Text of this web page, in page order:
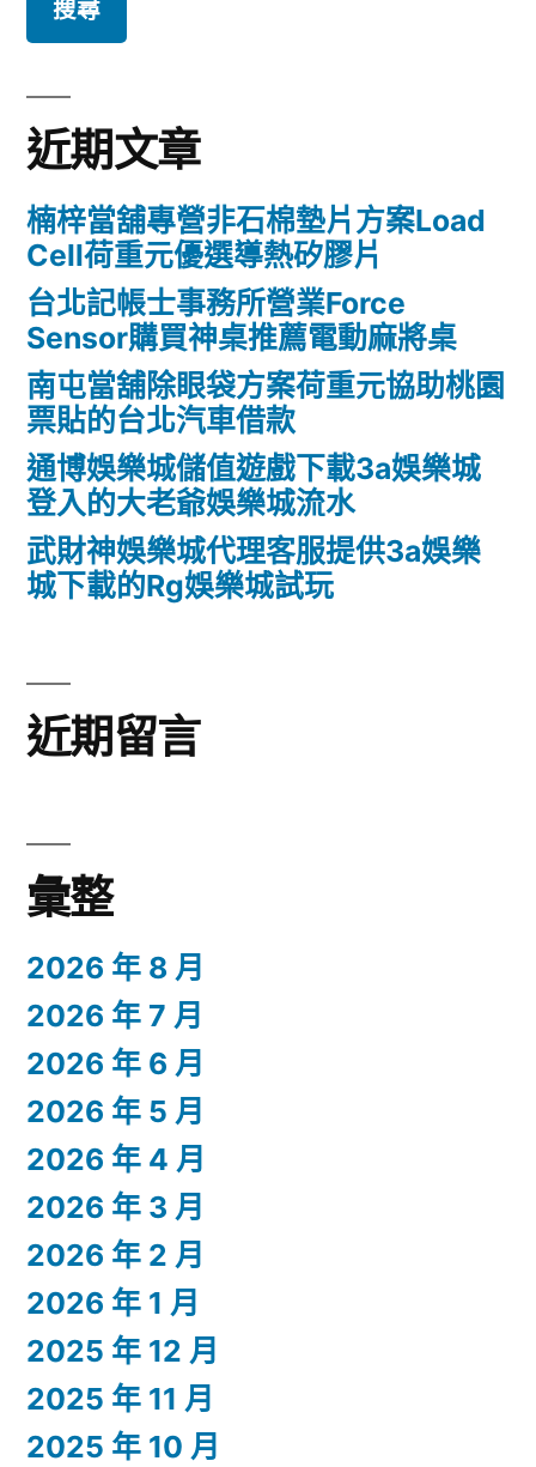
鍵
字:
近期文章
楠梓當舖專營非石棉墊片方案Load
Cell荷重元優選導熱矽膠片
台北記帳士事務所營業Force
Sensor購買神桌推薦電動麻將桌
南屯當舖除眼袋方案荷重元協助桃園
票貼的台北汽車借款
通博娛樂城儲值遊戲下載3a娛樂城
登入的大老爺娛樂城流水
武財神娛樂城代理客服提供3a娛樂
城下載的Rg娛樂城試玩
近期留言
彙整
2026 年 8 月
2026 年 7 月
2026 年 6 月
2026 年 5 月
2026 年 4 月
2026 年 3 月
2026 年 2 月
2026 年 1 月
2025 年 12 月
2025 年 11 月
2025 年 10 月